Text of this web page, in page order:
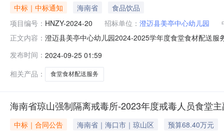
中标｜中标通知 海南省
食品饮品
项目编号： HNZY-2024-20 招标单位： 澄迈县美亭中心幼儿园
正文内容： 澄迈县美亭中心幼儿园2024-2025学年度食堂食材配送
产品名称：无下浮率(%)：3.0000000四、主要标的信息
发布时间： 2024-09-25 01:59
相关产品：
食堂食材配送服务
海南省琼山强制隔离戒毒所-2023年度戒毒人员食堂
中标｜合同公告 海南省｜海口市｜琼山区
预算68.40万元